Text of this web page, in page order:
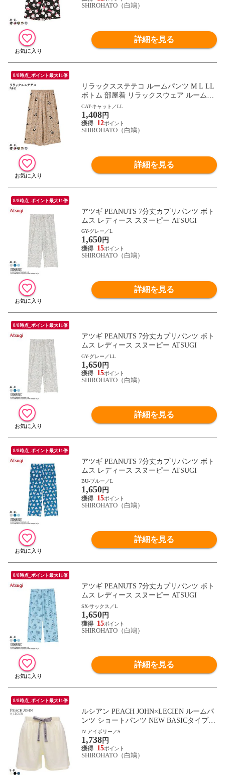
SHIROHATO（白鳩）
詳細を見る
8/8時点_ポイント最大11倍
リラックスステテコ ルームパンツ M L LL
ボトム 部屋着 リラックスウェア ルームウ
ェア パジャマ ひざ下丈 リラコ ワンマイル
ウェア
CAT-キャット／LL
1,408円
12
SHIROHATO（白鳩）
詳細を見る
8/8時点_ポイント最大11倍
アツギ PEANUTS 7分丈カプリパンツ ボト
ムス レディース スヌーピー ATSUGI
GY-グレー／L
1,650円
15
SHIROHATO（白鳩）
詳細を見る
8/8時点_ポイント最大11倍
アツギ PEANUTS 7分丈カプリパンツ ボト
ムス レディース スヌーピー ATSUGI
GY-グレー／LL
1,650円
15
SHIROHATO（白鳩）
詳細を見る
8/8時点_ポイント最大11倍
アツギ PEANUTS 7分丈カプリパンツ ボト
ムス レディース スヌーピー ATSUGI
BU-ブルー／L
1,650円
15
SHIROHATO（白鳩）
詳細を見る
8/8時点_ポイント最大11倍
アツギ PEANUTS 7分丈カプリパンツ ボト
ムス レディース スヌーピー ATSUGI
SX-サックス／L
1,650円
15
SHIROHATO（白鳩）
詳細を見る
8/8時点_ポイント最大11倍
ルシアン PEACH JOHN×LECIEN ルームパ
ンツ ショートパンツ NEW BASICタイプ L
ECIEN ティーン 部屋着 ピーチジョン コラ
ボ PJ パンツ
IV-アイボリー／S
1,738円
15
SHIROHATO（白鳩）